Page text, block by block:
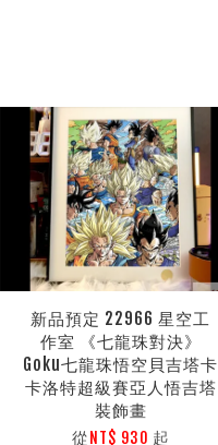
新品預定 22966 星空工
作室 《七龍珠對決》
Goku七龍珠悟空貝吉塔卡
卡洛特超級賽亞人悟吉塔
裝飾畫
從 NT$ 930 起